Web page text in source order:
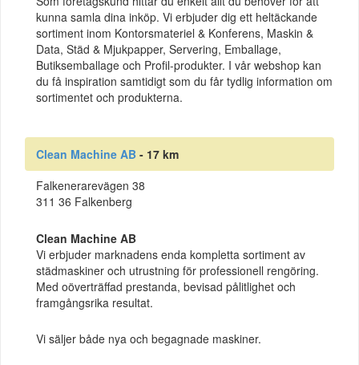
kunna samla dina inköp. Vi erbjuder dig ett heltäckande
sortiment inom Kontorsmateriel & Konferens, Maskin &
Data, Städ & Mjukpapper, Servering, Emballage,
Butiksemballage och Profil-produkter. I vår webshop kan
du få inspiration samtidigt som du får tydlig information om
sortimentet och produkterna.
Clean Machine AB - 17 km
Falkenerarevägen 38
311 36 Falkenberg
Clean Machine AB
Vi erbjuder marknadens enda kompletta sortiment av
städmaskiner och utrustning för professionell rengöring.
Med oöverträffad prestanda, bevisad pålitlighet och
framgångsrika resultat.
Vi säljer både nya och begagnade maskiner.